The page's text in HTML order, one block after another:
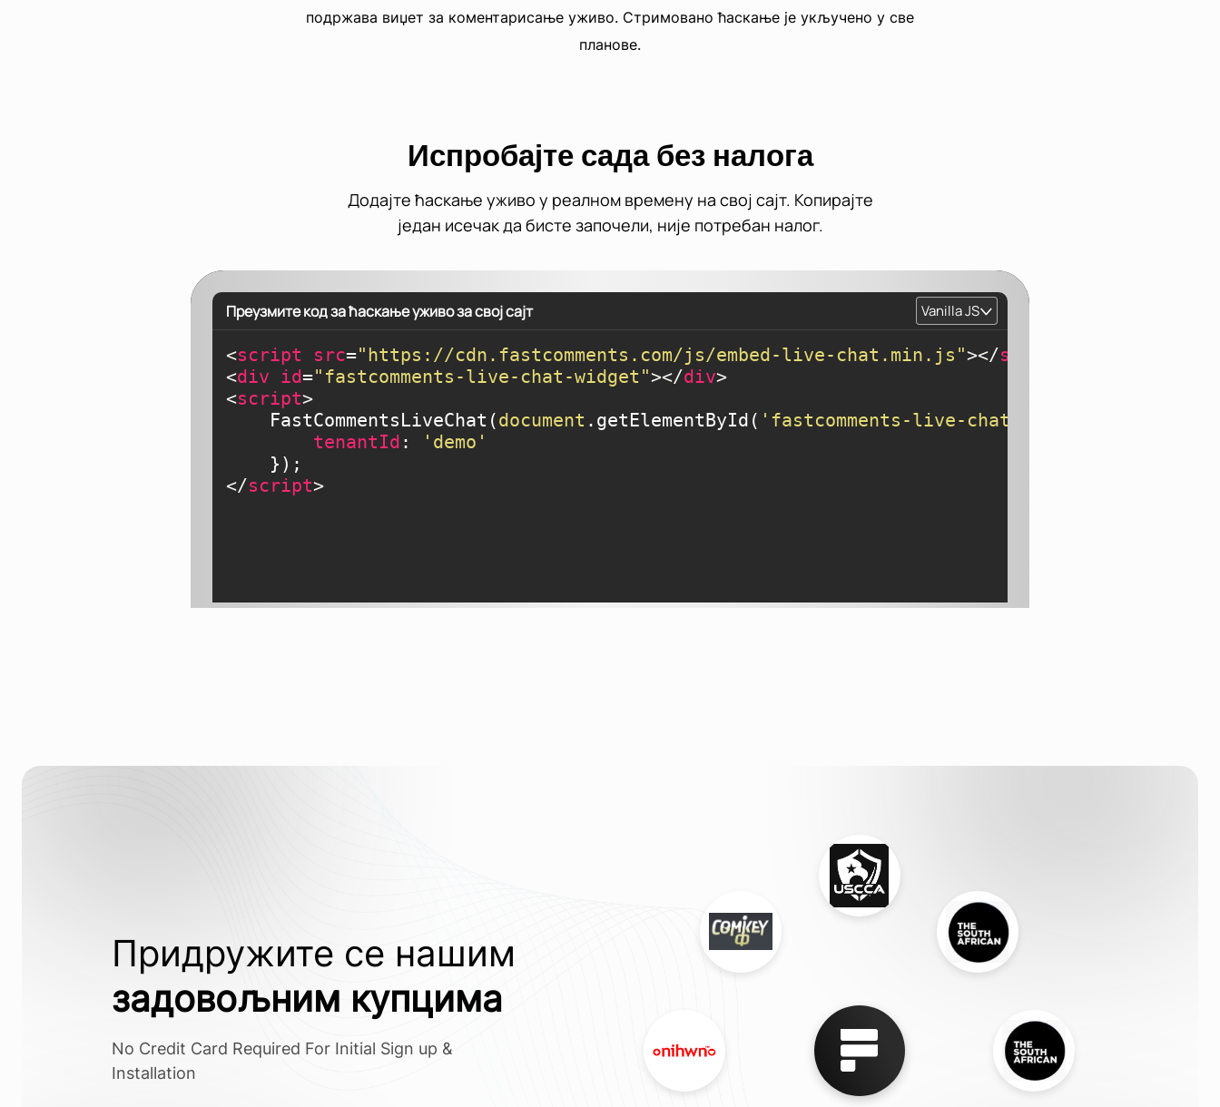
подржава виџет за коментарисање уживо. Стримовано ћаскање је укључено у све
планове.
Испробајте сада без налога
Додајте ћаскање уживо у реалном времену на свој сајт. Копирајте
један исечак да бисте започели, није потребан налог.
Преузмите код за ћаскање уживо за свој сајт Vanilla JS
<script src="https://cdn.fastcomments.com/js/embed-live-chat.min.js"></script
<div id="fastcomments-live-chat-widget"></div>
<script>
    FastCommentsLiveChat(
document .getElementById( 'fastcomments-live-chat-widget'
tenantId :
'demo'
</script>
Придружите се нашим
задовољним купцима
No Credit Card Required For Initial Sign up &
Installation